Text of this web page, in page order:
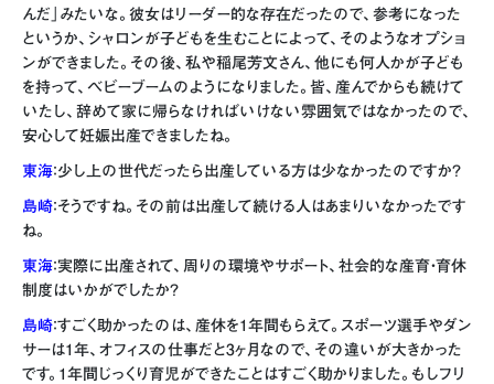
んだ」みたいな。彼女はリーダー的な存在だったので、参考になった
というか、シャロンが子どもを生むことによって、そのようなオプショ
ンができました。その後、私や稲尾芳文さん、他にも何人かが子ども
を持って、ベビーブームのようになりました。皆、産んでからも続けて
いたし、辞めて家に帰らなければいけない雰囲気ではなかったので、
安心して妊娠出産できましたね。
東海：少し上の世代だったら出産している方は少なかったのですか？
島崎：そうですね。その前は出産して続ける人はあまりいなかったです
ね。
東海：実際に出産されて、周りの環境やサポート、社会的な産育・育休
制度はいかがでしたか？
島崎：すごく助かったのは、産休を1年間もらえて。スポーツ選手やダン
サーは1年、オフィスの仕事だと3ヶ月なので、その違いが大きかった
です。1年間じっくり育児ができたことはすごく助かりました。もしフリ